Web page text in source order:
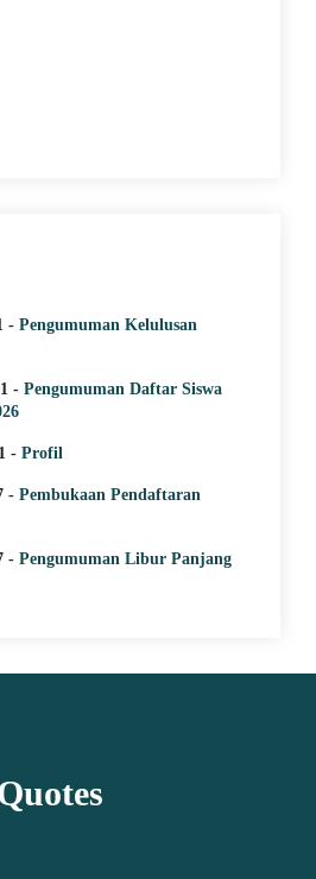
- Pengumuman Kelulusan
- Pengumuman Daftar Siswa
- Profil
- Pembukaan Pendaftaran
- Pengumuman Libur Panjang